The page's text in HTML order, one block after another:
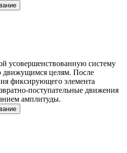
усовершенствованную систему
движущимся целям. После
фиксирующего элемента
поступательные движения
амплитуды.